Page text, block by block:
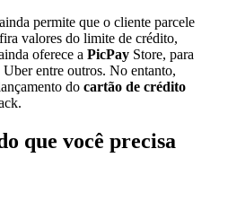
ainda permite que o cliente parcele
valores do limite de crédito,
oferece a PicPay Store, para
entre outros. No entanto,
do cartão de crédito
que você precisa